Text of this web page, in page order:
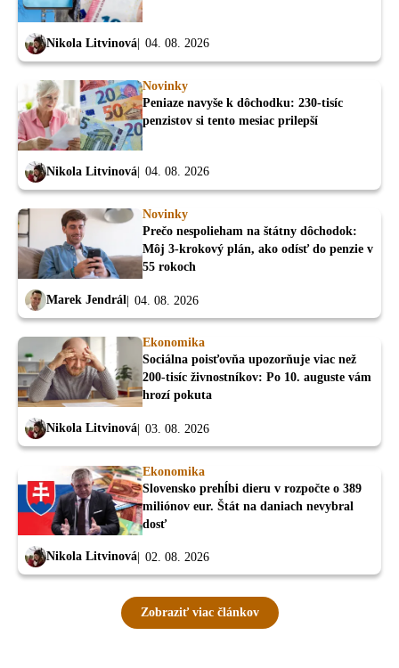
Nikola Litvinová 04. 08. 2026
Novinky
Peniaze navyše k dôchodku: 230-tisíc
penzistov si tento mesiac prilepší
Nikola Litvinová 04. 08. 2026
Novinky
Prečo nespolieham na štátny dôchodok:
Môj 3-krokový plán, ako odísť do penzie v
55 rokoch
Marek Jendrál 04. 08. 2026
Ekonomika
Sociálna poisťovňa upozorňuje viac než
200-tisíc živnostníkov: Po 10. auguste vám
hrozí pokuta
Nikola Litvinová 03. 08. 2026
Ekonomika
Slovensko prehĺbi dieru v rozpočte o 389
miliónov eur. Štát na daniach nevybral
dosť
Nikola Litvinová 02. 08. 2026
Zobraziť viac článkov